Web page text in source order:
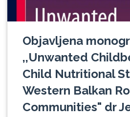
Objavljena
,,Unwanted
Child Nutritional
Western Balkan
Communities" dr